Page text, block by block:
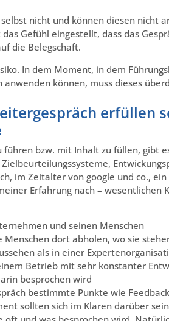
nicht und können diesen nicht
Gefühl eingestellt, dass das
die Belegschaft.
In dem Moment, in dem
können, muss dieses
erfüllen
bzw. mit Inhalt zu füllen, gibt
im Zeitalter von google und co.,
Erfahrung nach – wesentlichen
und seinen Menschen
dort abholen, wo sie
als in einer
Betrieb mit sehr konstanter
besprochen wird
bestimmte Punkte wie
sollten sich im Klaren darüber